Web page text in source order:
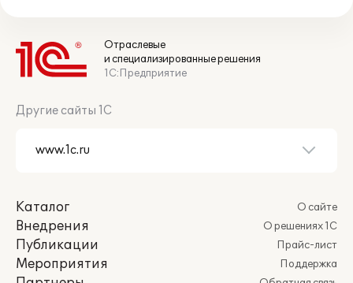
Отраслевые
и специализированные решения
1С:Предприятие
Другие сайты 1С
Каталог
Внедрения
Публикации
Мероприятия
О сайте
О решениях 1С
Прайс-лист
Поддержка